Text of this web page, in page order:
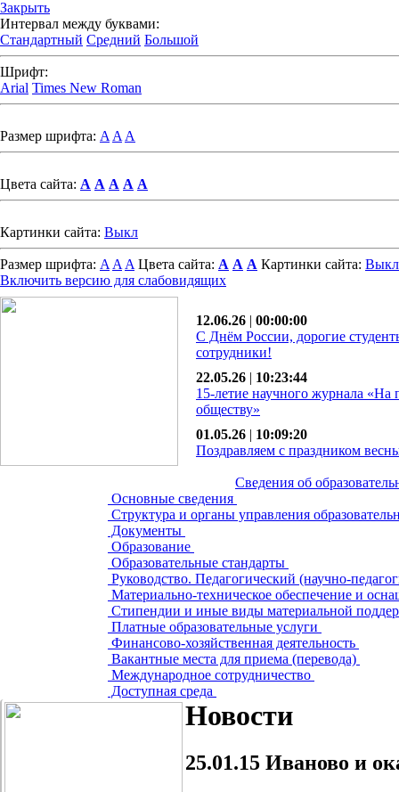
Закрыть
Интервал между буквами:
Стандартный Средний Большой
Шрифт:
Arial Times New Roman
Размер шрифта: A A A
Цвета сайта: A A A A A
Картинки сайта: Выкл
Размер шрифта: A A A Цвета сайта: A A A Картинки сайта: Выкл
Включить версию для слабовидящих
12.06.26 | 00:00:00
С Днём России, дорогие
сотрудники!
22.05.26 | 10:23:44
15-летие научного журнала «На
обществу»
01.05.26 | 10:09:20
Поздравляем с праздником
Сведения об
Основные сведения
Структура и органы управления
Документы
Образование
Образовательные стандарты
Руководство. Педагогический (научно-
Материально-техническое обеспечение и
Стипендии и иные виды материальной
Платные образовательные услуги
Финансово-хозяйственная деятельность
Вакантные места для приема (перевода)
Международное сотрудничество
Доступная среда
Новости
25.01.15 Иваново и